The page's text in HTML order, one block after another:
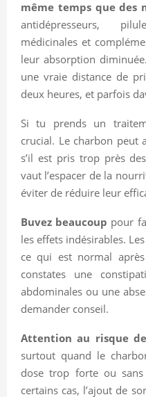
même temps que des
antidépresseurs,
médicinales et
leur absorption
une vraie distance de
deux heures, et parfois
Si tu prends un
crucial. Le charbon peut
s’il est pris trop près
vaut l’espacer de la
éviter de réduire leur
Buvez beaucoup pour
les effets indésirables.
ce qui est normal
constates une
abdominales ou une
demander conseil.
Attention au risque
surtout quand le
dose trop forte ou
certains cas, l’ajout de